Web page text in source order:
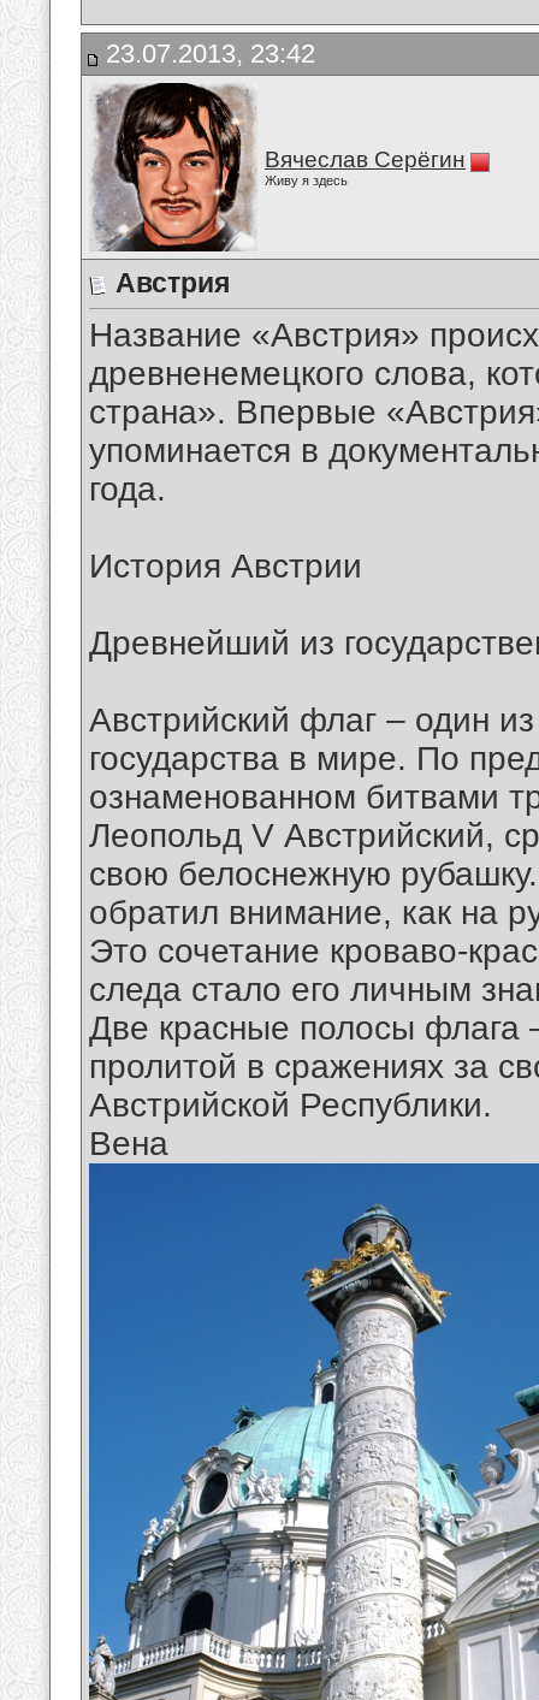
23.07.2013, 23:42
Вячеслав Серёгин
Живу я здесь
Австрия
Название «Австрия»
древненемецкого слова,
страна». Впервые
упоминается в
года.
История Австрии
Древнейший из
Австрийский флаг – один
государства в мире. По
ознаменованном битвами
Леопольд V Австрийский,
свою белоснежную
обратил внимание, как на
Это сочетание кроваво-
следа стало его личным
Две красные полосы флага
пролитой в сражениях за
Австрийской Республики.
Вена